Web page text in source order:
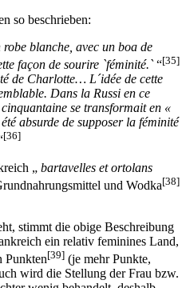
so beschrieben:
blanche, avec un boa de
façon de sourire `féminité.`“[35]
de Charlotte… L´idée de cette
Dans la Russi en ce
se transformait en «
absurde de supposer la féminité
[36]
„ bartavelles et ortolans
und Wodka[38]
stimmt die obige Beschreibung
ein relativ feminines Land,
Punkten[39] (je mehr Punkte,
wird die Stellung der Frau bzw.